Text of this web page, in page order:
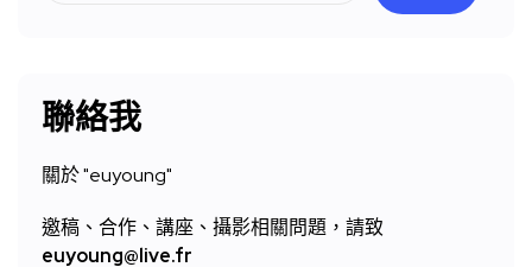
聯絡我
關於 "euyoung"
邀稿、合作、講座、攝影相關問題，請致
euyoung@live.fr